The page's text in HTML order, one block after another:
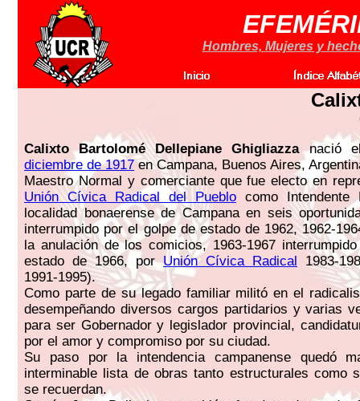
Hombres, Mujeres y
Calixto Bartolomé Dellepiane Ghigliazzanació
diciembre de 1917 en Campana, Buenos Aires,
Maestro Normal y comerciante que fue electo en
Unión Cívica Radical del Pueblo como Intendente
localidad bonaerense de Campana en seis
interrumpido por el golpe de estado de 1962, 1962-
la anulación de los comicios, 1963-1967
estado de 1966, porUnión Cívica Radical 1983-
1991-1995).
Como parte de su legado familiar militó en el
desempeñando diversos cargos partidarios y varias
para ser Gobernador y legislador provincial,
por el amor y compromiso por su ciudad.
Su paso por la intendencia campanense quedó
interminable lista de obras tanto estructurales como
se recuerdan.